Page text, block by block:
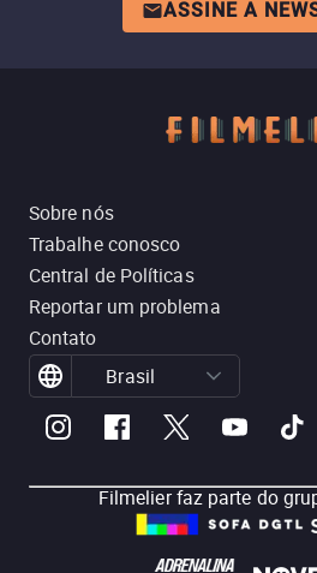
ASSINE A
Sobre nós
Trabalhe conosco
Central de Políticas
Reportar um problema
Contato
Brasil
Filmelier faz parte do